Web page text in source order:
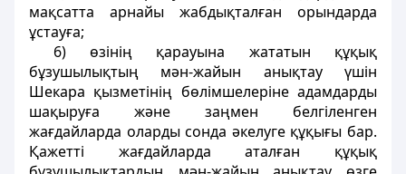
мақсатта арнайы жабдықталған орындарда
ұстауға;
6) өзiнiң қарауына жататын құқық
бұзушылықтың мән-жайын анықтау үшiн
Шекара қызметiнiң бөлiмшелерiне адамдарды
шақыруға және заңмен белгiленген
жағдайларда оларды сонда әкелуге құқығы бар.
Қажетті жағдайларда аталған құқық